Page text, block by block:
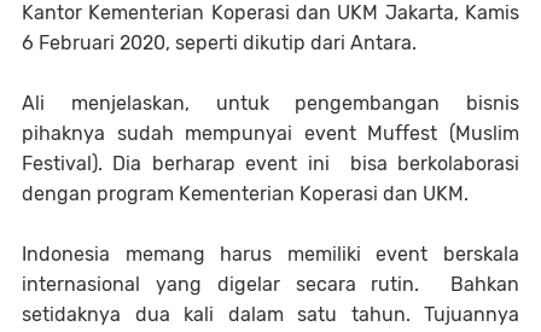
Kantor Kementerian Koperasi dan UKM Jakarta, Kamis
6 Februari 2020, seperti dikutip dari Antara.
Ali menjelaskan, untuk pengembangan bisnis
pihaknya sudah mempunyai event Muffest (Muslim
Festival). Dia berharap event ini bisa berkolaborasi
dengan program Kementerian Koperasi dan UKM.
Indonesia memang harus memiliki event berskala
internasional yang digelar secara rutin. Bahkan
setidaknya dua kali dalam satu tahun. Tujuannya